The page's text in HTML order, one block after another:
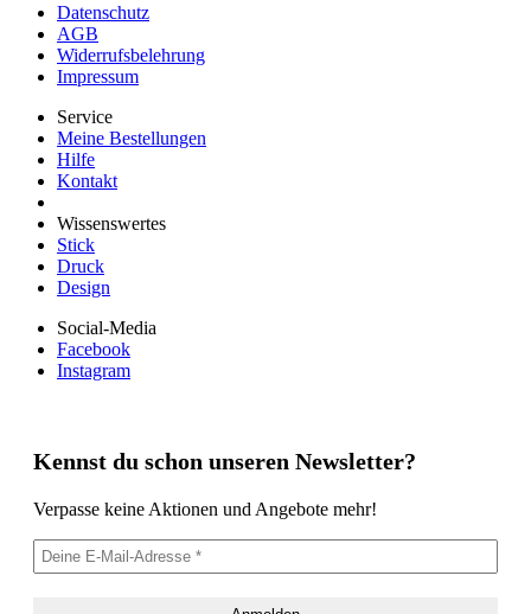
Datenschutz
AGB
Widerrufsbelehrung
Impressum
Service
Meine Bestellungen
Hilfe
Kontakt
Wissenswertes
Stick
Druck
Design
Social-Media
Facebook
Instagram
Kennst du schon unseren Newsletter?
Verpasse keine Aktionen und Angebote mehr!